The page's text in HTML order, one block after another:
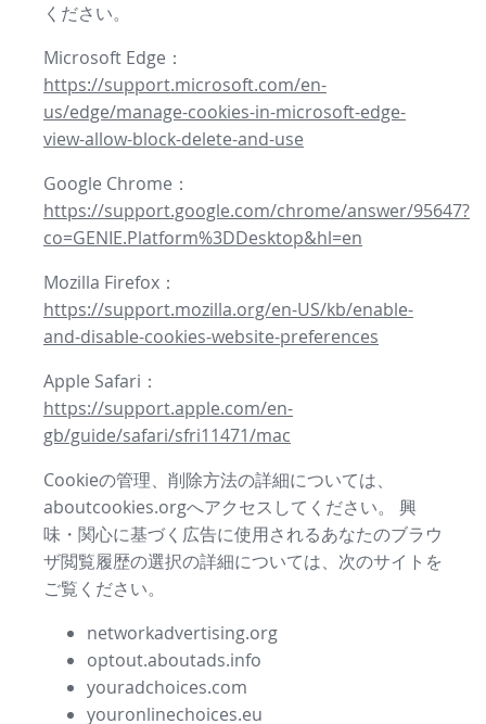
ください。
Microsoft Edge：
https://support.microsoft.com/en-
us/edge/manage-cookies-in-microsoft-edge-
view-allow-block-delete-and-use
Google Chrome：
https://support.google.com/chrome/answer/95647?
co=GENIE.Platform%3DDesktop&hl=en
Mozilla Firefox：
https://support.mozilla.org/en-US/kb/enable-
and-disable-cookies-website-preferences
Apple Safari：
https://support.apple.com/en-
gb/guide/safari/sfri11471/mac
Cookieの管理、削除方法の詳細については、
aboutcookies.orgへアクセスしてください。 興
味・関心に基づく広告に使用されるあなたのブラウ
ザ閲覧履歴の選択の詳細については、次のサイトを
ご覧ください。
networkadvertising.org
optout.aboutads.info
youradchoices.com
youronlinechoices.eu